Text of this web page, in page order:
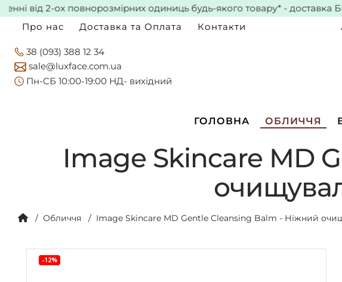
2-ох повнорозмірних одиниць будь-якого товару* - доставка
Про нас
Доставка та Оплата Контакти
38 (093) 388 12 34
sale@luxface.com.ua
Пн-CБ 10:00-19:00 НД- вихідний
ГОЛОВНА ОБЛИЧЧЯ
Image Skincare MD
Обличчя Image Skincare MD Gentle Cleansing Balm - Ніжний
-12%